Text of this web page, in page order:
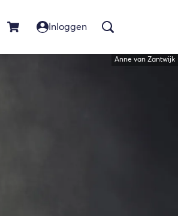
Inloggen
Anne van Zantwijk